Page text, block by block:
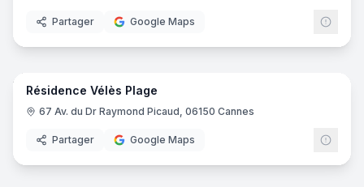
Partager Google Maps
14
Résidence Vélès Plage
67 Av. du Dr Raymond Picaud, 06150 Cannes
Partager Google Maps